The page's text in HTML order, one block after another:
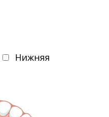
Нижняя